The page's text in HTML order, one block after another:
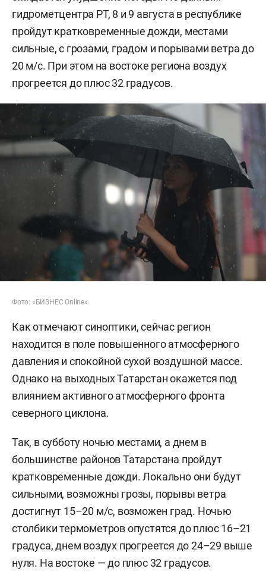
гидрометцентра РТ, 8 и 9 августа в республике
пройдут кратковременные дожди, местами
сильные, с грозами, градом и порывами ветра до
20 м/с. При этом на востоке региона воздух
прогреется до плюс 32 градусов.
Фото: «БИЗНЕС Online»
Как отмечают синоптики, сейчас регион
находится в поле повышенного атмосферного
давления и спокойной сухой воздушной массе.
Однако на выходных Татарстан окажется под
влиянием активного атмосферного фронта
северного циклона.
Так, в субботу ночью местами, а днем в
большинстве районов Татарстана пройдут
кратковременные дожди. Локально они будут
сильными, возможны грозы, порывы ветра
достигнут 15–20 м/с, возможен град. Ночью
столбики термометров опустятся до плюс 16–21
градуса, днем воздух прогреется до 24–29 выше
нуля. На востоке — до плюс 32 градусов.